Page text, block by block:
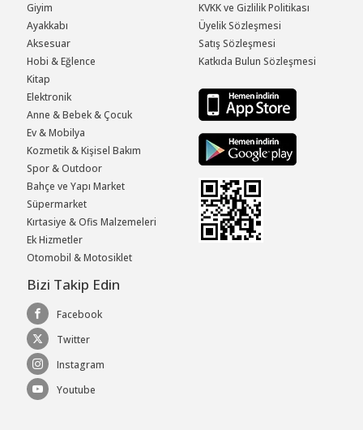
Giyim
Ayakkabı
Aksesuar
Hobi & Eğlence
Kitap
Elektronik
Anne & Bebek & Çocuk
Ev & Mobilya
Kozmetik & Kişisel Bakım
Spor & Outdoor
Bahçe ve Yapı Market
Süpermarket
Kırtasiye & Ofis Malzemeleri
Ek Hizmetler
Otomobil & Motosiklet
KVKK ve Gizlilik Politikası
Üyelik Sözleşmesi
Satış Sözleşmesi
Katkıda Bulun Sözleşmesi
Bizi Takip Edin
Facebook
Twitter
Instagram
Youtube